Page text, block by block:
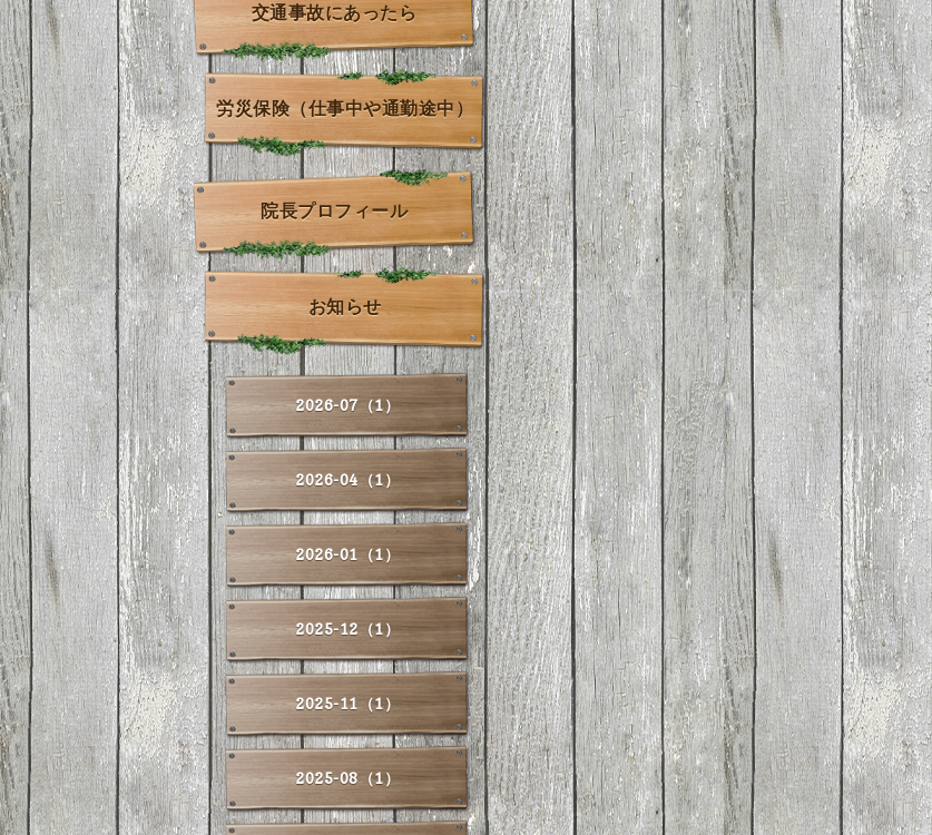
交通事故にあったら
労災保険（仕事中や通勤途中）
院長プロフィール
お知らせ
2026-07（1）
2026-04（1）
2026-01（1）
2025-12（1）
2025-11（1）
2025-08（1）